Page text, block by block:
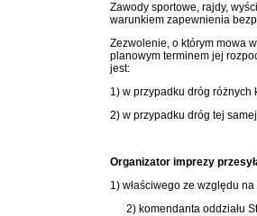
Zawody sportowe, rajdy,
warunkiem zapewnienia
Zezwolenie, o którym mowa
planowym terminem jej
jest:
1) w przypadku dróg
2) w przypadku dróg tej
Organizator imprezy
1) właściwego ze względu
2) komendanta oddziału